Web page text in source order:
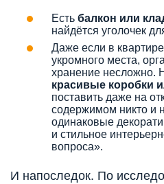
Есть балкон или
найдётся уголочек
Даже если в
укромного места,
хранение несложно.
красивые коробки
поставить даже на
содержимом никто и
одинаковые
и стильное
вопроса».
И напоследок. По